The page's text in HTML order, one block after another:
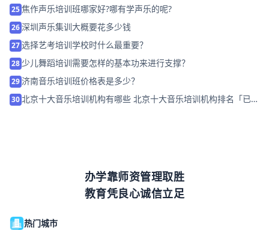
25焦作声乐培训班哪家好?哪有学声乐的呢?
26深圳声乐集训大概要花多少钱
27选择艺考培训学校时什么最重要？
28 少儿舞蹈培训需要怎样的基本功来进行支撑？
29 济南音乐培训班价格表是多少？
30北京十大音乐培训机构有哪些 北京十大音乐培训机构排名「已解
办学靠师资管理取胜
教育凭良心诚信立足
热门城市